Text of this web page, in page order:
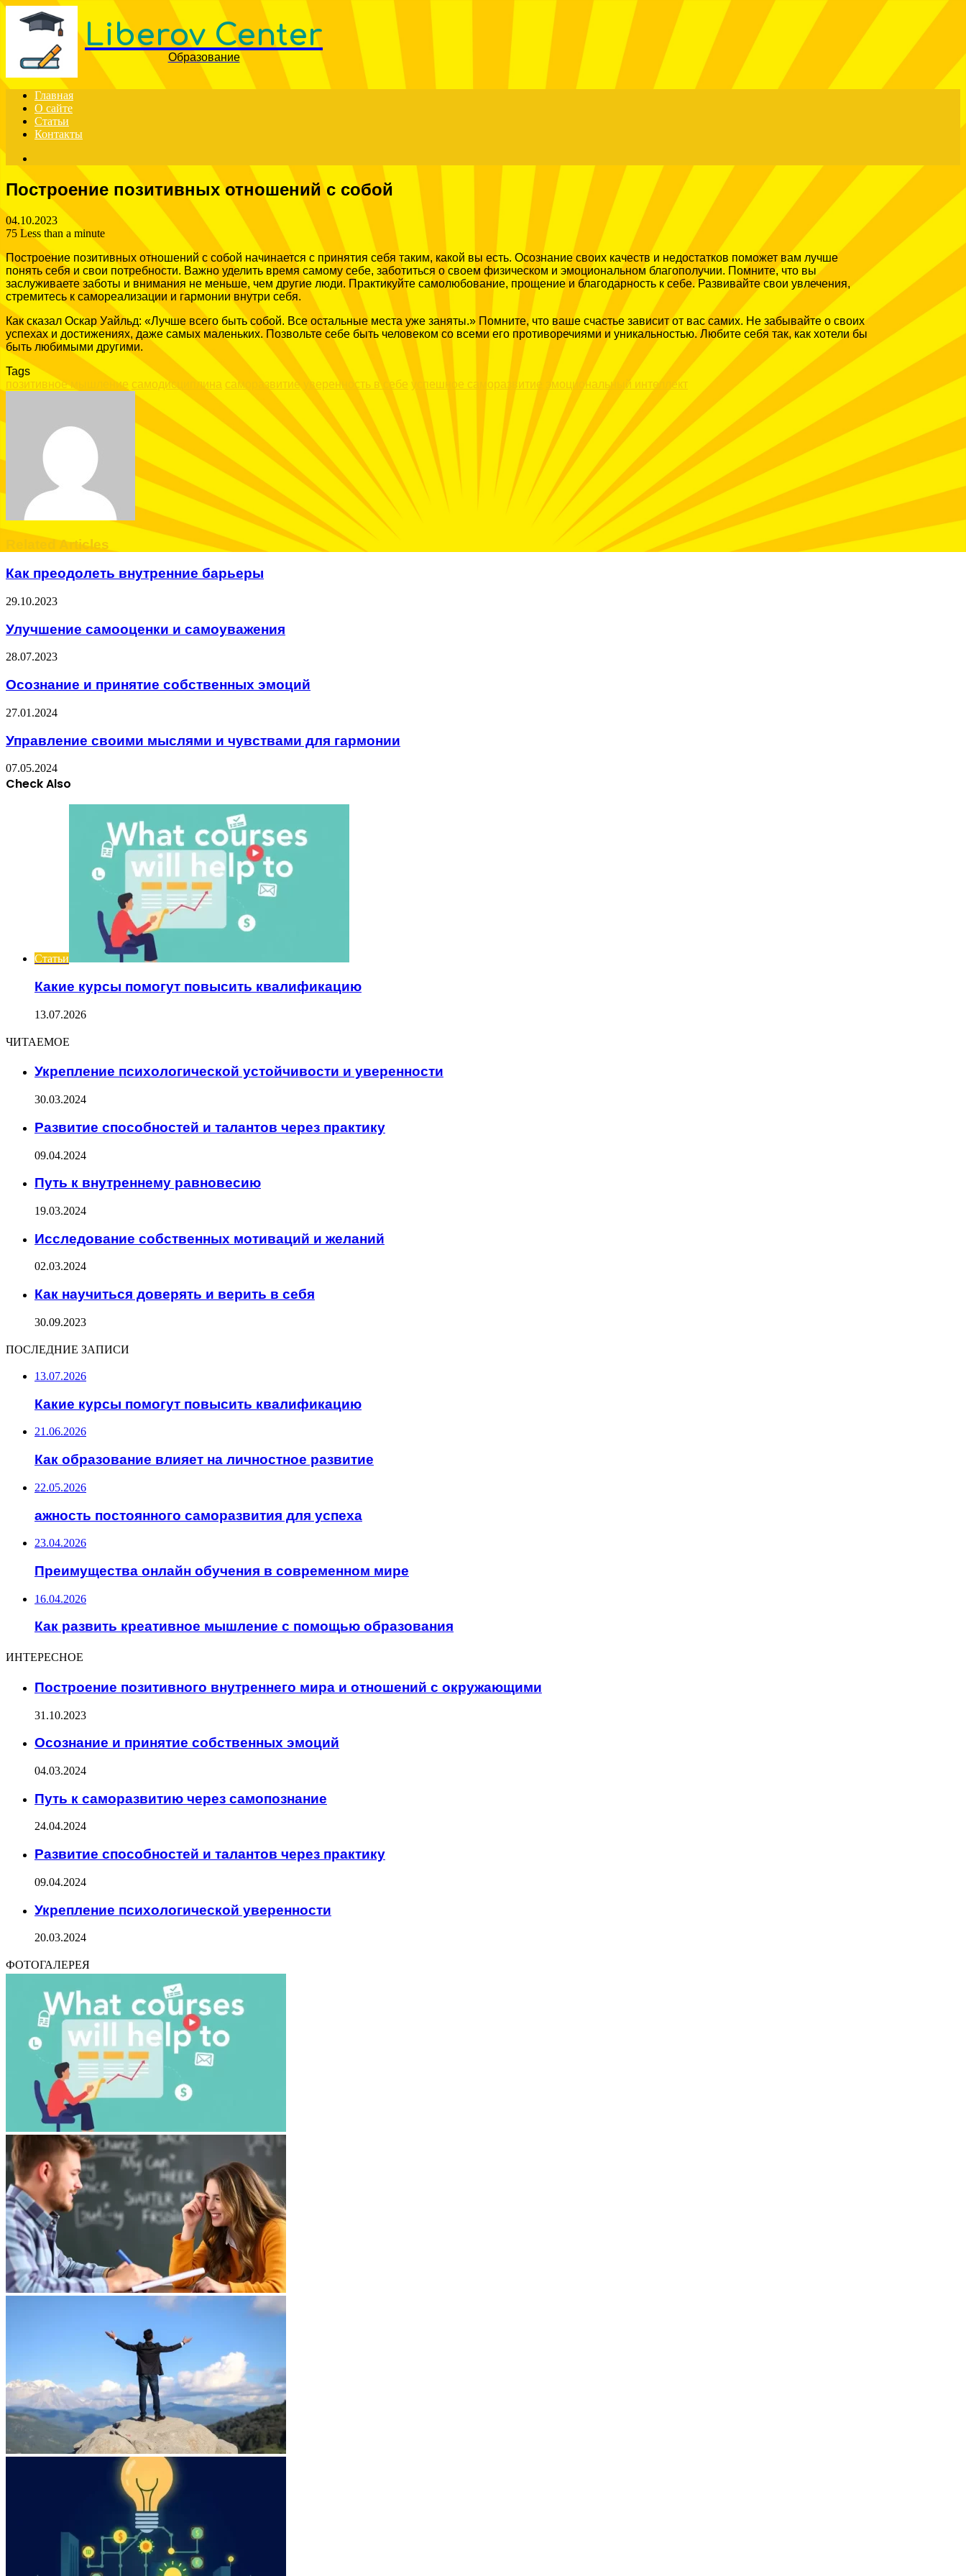
Liberov Center
Образование
Главная
О сайте
Статьи
Контакты
Построение позитивных отношений с собой
04.10.2023
75 Less than a minute
Построение позитивных отношений с собой начинается с принятия себя таким, какой вы есть. Осознание своих качеств и недостатков поможет вам лучше
понять себя и свои потребности. Важно уделить время самому себе, заботиться о своем физическом и эмоциональном благополучии. Помните, что вы
заслуживаете заботы и внимания не меньше, чем другие люди. Практикуйте самолюбование, прощение и благодарность к себе. Развивайте свои увлечения,
стремитесь к самореализации и гармонии внутри себя.
Как сказал Оскар Уайльд: «Лучше всего быть собой. Все остальные места уже заняты.» Помните, что ваше счастье зависит от вас самих. Не забывайте о своих
успехах и достижениях, даже самых маленьких. Позвольте себе быть человеком со всеми его противоречиями и уникальностью. Любите себя так, как хотели бы
быть любимыми другими.
Tags
позитивное мышление самодисциплина саморазвитие уверенность в себе успешное саморазвитие
эмоциональный интеллект
Email
Related Articles
Как преодолеть внутренние барьеры
29.10.2023
Улучшение самооценки и самоуважения
28.07.2023
Осознание и принятие собственных эмоций
27.01.2024
Управление своими мыслями и чувствами для гармонии
07.05.2024
Check Also
Статьи
Какие курсы помогут повысить квалификацию
13.07.2026
ЧИТАЕМОЕ
Укрепление психологической устойчивости и уверенности
30.03.2024
Развитие способностей и талантов через практику
09.04.2024
Путь к внутреннему равновесию
19.03.2024
Исследование собственных мотиваций и желаний
02.03.2024
Как научиться доверять и верить в себя
30.09.2023
ПОСЛЕДНИЕ ЗАПИСИ
13.07.2026
Какие курсы помогут повысить квалификацию
21.06.2026
Как образование влияет на личностное развитие
22.05.2026
ажность постоянного саморазвития для успеха
23.04.2026
Преимущества онлайн обучения в современном мире
16.04.2026
Как развить креативное мышление с помощью образования
ИНТЕРЕСНОЕ
Построение позитивного внутреннего мира и отношений с окружающими
31.10.2023
Осознание и принятие собственных эмоций
04.03.2024
Путь к саморазвитию через самопознание
24.04.2024
Развитие способностей и талантов через практику
09.04.2024
Укрепление психологической уверенности
20.03.2024
ФОТОГАЛЕРЕЯ